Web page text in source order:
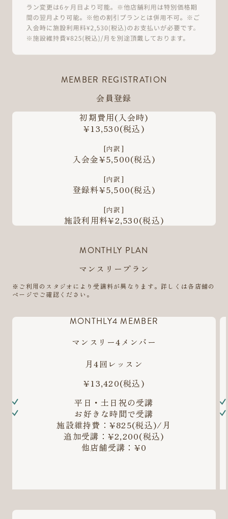
MEMBER REGISTRATION
会員登録
初期費用(入会時)
¥13,530(税込)
[内訳]
入会金¥5,500(税込)
[内訳]
登録料¥5,500(税込)
[内訳]
施設利用料¥2,530(税込)
MONTHLY PLAN
マンスリープラン
※ご利用のスタジオにより受講料が異なります。詳しくは各店舗の
ページでご確認ください。
MONTHLY4 MEMBER
マンスリー4メンバー
月4回レッスン
¥13,420(税込)
平日・土日祝の受講
お好きな時間で受講
施設維持費：¥825(税込)/月
追加受講：¥2,200(税込)
他店舗受講：¥0